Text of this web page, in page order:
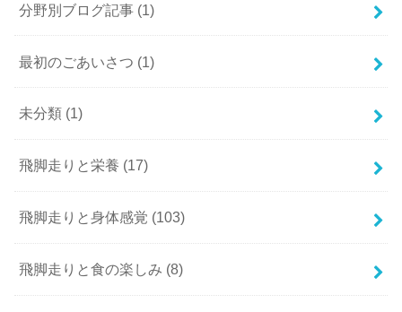
分野別ブログ記事 (1)
最初のごあいさつ (1)
未分類 (1)
飛脚走りと栄養 (17)
飛脚走りと身体感覚 (103)
飛脚走りと食の楽しみ (8)